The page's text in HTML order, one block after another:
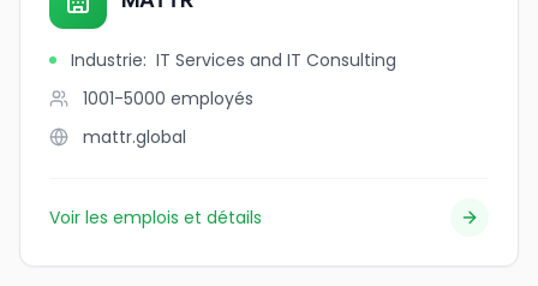
Industrie: IT Services and IT Consulting
1001-5000 employés
mattr.global
Voir les emplois et détails